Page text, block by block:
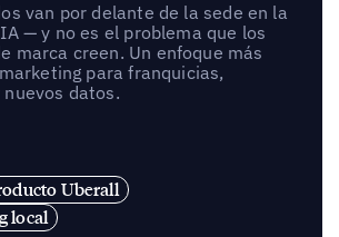
van por delante de la sede en la
— y no es el problema que los
marca creen. Un enfoque más
para franquicias,
datos.
Uberall
local